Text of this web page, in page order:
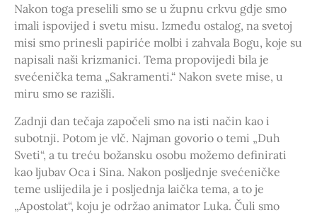
Nakon toga preselili smo se u župnu crkvu gdje smo
imali ispovijed i svetu misu. Između ostalog, na svetoj
misi smo prinesli papiriće molbi i zahvala Bogu, koje su
napisali naši krizmanici. Tema propovijedi bila je
svećenička tema „Sakramenti.“ Nakon svete mise, u
miru smo se razišli.
Zadnji dan tečaja započeli smo na isti način kao i
subotnji. Potom je vlč. Najman govorio o temi „Duh
Sveti“, a tu treću božansku osobu možemo definirati
kao ljubav Oca i Sina. Nakon posljednje svećeničke
teme uslijedila je i posljednja laička tema, a to je
„Apostolat“, koju je održao animator Luka. Čuli smo